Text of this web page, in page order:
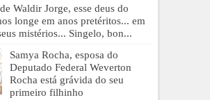
Waldir Jorge, esse deus do
longe em anos pretéritos... em
mistérios... Singelo, bon...
Samya Rocha, esposa do
Deputado Federal Weverton
Rocha está grávida do seu
primeiro filhinho